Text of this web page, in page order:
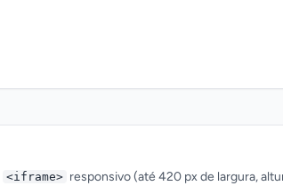
<iframe> responsivo (até 420 px de largura,